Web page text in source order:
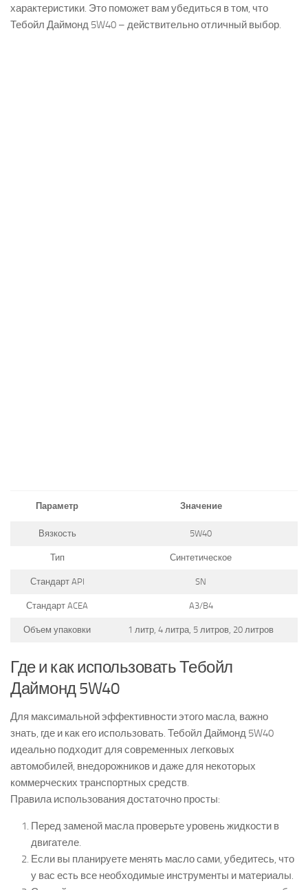
характеристики. Это поможет вам убедиться в том, что
Тебойл Даймонд 5W40 – действительно отличный выбор.
Параметр Значение
Вязкость 5W40
Тип Синтетическое
Стандарт API SN
Стандарт ACEA A3/B4
Объем упаковки 1 литр, 4 литра, 5 литров, 20 литров
Где и как использовать Тебойл
Даймонд 5W40
Для максимальной эффективности этого масла, важно
знать, где и как его использовать. Тебойл Даймонд 5W40
идеально подходит для современных легковых
автомобилей, внедорожников и даже для некоторых
коммерческих транспортных средств.
Правила использования достаточно просты:
Перед заменой масла проверьте уровень жидкости в
двигателе.
Если вы планируете менять масло сами, убедитесь, что
у вас есть все необходимые инструменты и материалы.